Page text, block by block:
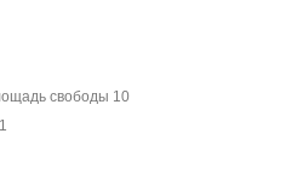
свободы 10